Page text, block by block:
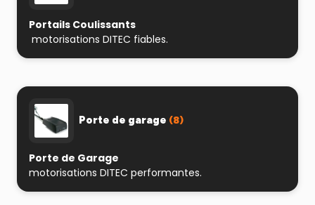
Portails Coulissants
motorisations DITEC fiables.
Porte de garage (8)
Porte de Garage
motorisations DITEC performantes.